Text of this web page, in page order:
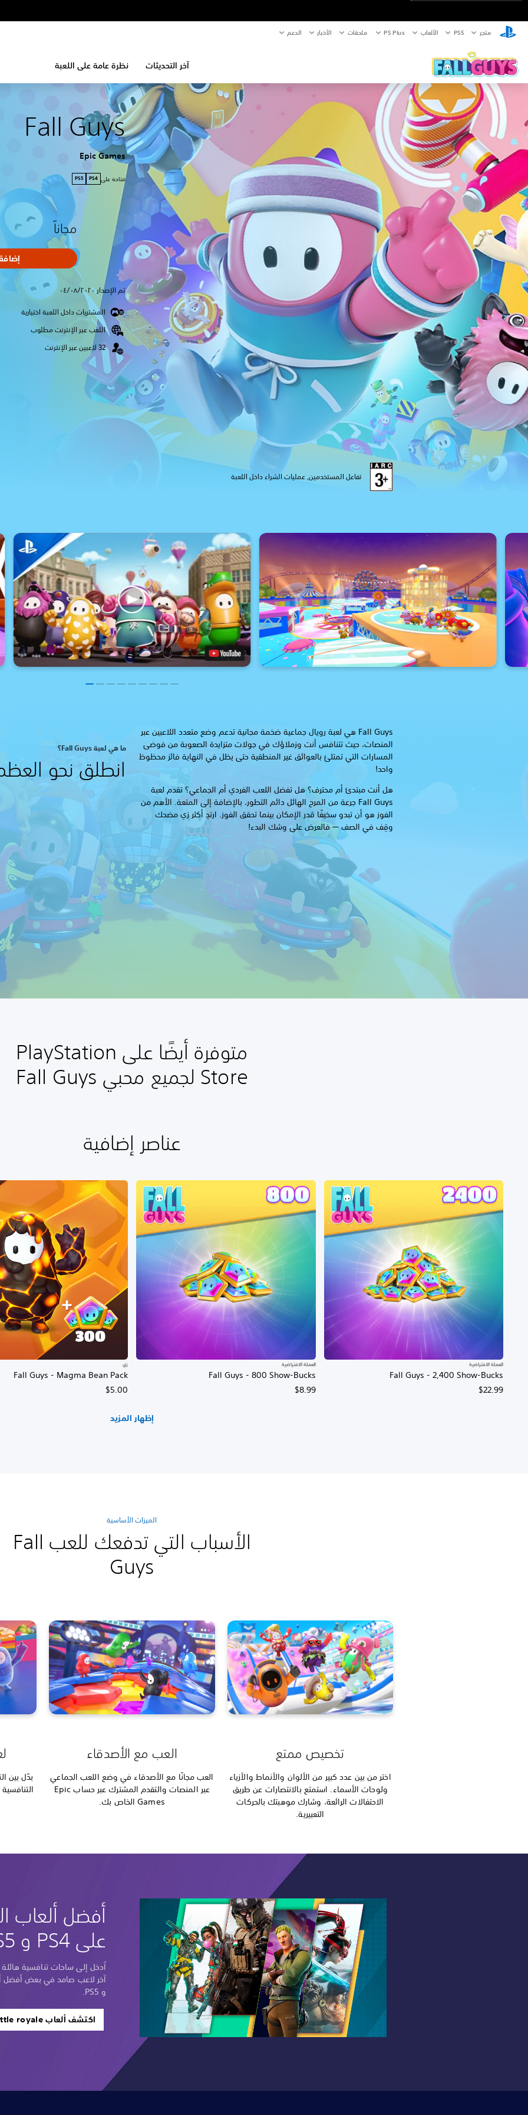
متجر PS5‏ الألعاب PS Plus ملحقات الأخبار الدعم
آخر التحديثات نظرة عامة على اللعبة
Fall Guys
Epic Games
متاحة على PS4
PS5
مجاناً
تم الإصدار ٠٤/٠٨/٢٠٢٠
المشتريات داخل اللعبة اختيارية
اللعب عبر الإنترنت مطلوب
‫‏32 لاعبين عبر الإنترنت
تفاعل المستخدمين, عمليات الشراء داخل اللعبة
ما هي لعبة Fall Guys؟
انطلق نحو
Fall Guys هي لعبة رويال جماعية ضخمة مجانية تدعم وضع متعدد اللاعبين عبر
المنصات، حيث تتنافس أنت وزملاؤك في جولات متزايدة الصعوبة من فوضى
المسارات التي تمتلئ بالعوائق غير المنطقية حتى يظل في النهاية فائز محظوظ
واحد!
هل أنت مبتدئ أم محترف؟ هل تفضل اللعب الفردي أم الجماعي؟ تقدم لعبة
Fall Guys جرعة من المرح الهائل دائم التطور، بالإضافة إلى المتعة. الأهم من
الفوز هو أن تبدو سخيفًا قدر الإمكان بينما تحقق الفوز. ارتدِ أكثر زي مضحك
وقِف في الصف — فالعرض على وشك البدء!
متوفرة أيضًا على PlayStation
Store لجميع محبي Fall Guys
عناصر إضافية
Fall Guys - 2,400 Show-Bucks
العملة الافتراضية
$22.99
Fall Guys - 800 Show-Bucks
العملة الافتراضية
$8.99
Fall Guys - Magma Bean Pack
زي
$5.00
إظهار المزيد
الميزات الأساسية
الأسباب التي تدفعك للعب Fall
Guys
بدّل بين
العب مع الأصدقاء
العب مجانًا مع الأصدقاء في وضع اللعب الجماعي
عبر المنصات والتقدم المشترك عبر حساب Epic
Games الخاص بك.
تخصيص ممتع
اختر من بين عدد كبير من الألوان والأنماط والأزياء
ولوحات الأسماء. استمتع بالانتصارات عن طريق
الاحتفالات الرائعة، وشارك موهبتك بالحركات
التعبيرية.
أفضل ألعاب
على PS4 و PS5
اُدخل إلى ساحات تنافسية هائلة
و PS5.
اكتشف ألعاب battle royale